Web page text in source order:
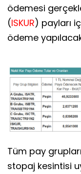
ödemesi
(ISKUR) payları
ödeme
Tüm pay
stopaj kesintisi